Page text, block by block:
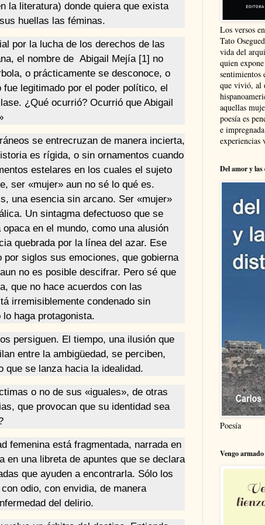
la literatura) donde quiera que exista
huellas las féminas.
por la lucha de los derechos de las
el nombre de Abigail Mejía [1] no
o prácticamente se desconoce, o
legitimado por el poder político, el
¿Qué ocurrió? Ocurrió que Abigail
se entrecruzan de manera incierta,
es rígida, o sin ornamentos cuando
estelares en los cuales el sujeto
ser «mujer» aun no sé lo qué es.
una esencia sin arcano. Ser «mujer»
Un sintagma defectuoso que se
en el mundo, como una alusión
quebrada por la línea del azar. Ese
por siglos sus emociones, que gobierna
no es posible descifrar. Pero sé que
que no hace acuerdos con las
irremisiblemente condenado sin
haga protagonista.
persiguen. El tiempo, una ilusión que
entre la ambigüedad, se perciben,
que se lanza hacia la idealidad.
o no de sus «iguales», de otras
que provocan que su identidad sea
femenina está fragmentada, narrada en
en una libreta de apuntes que se declara
que ayuden a encontrarla. Sólo los
odio, con envidia, de manera
del delirio.
Los versos
Tato
vida del
quien
sentimientos
que vivió, al
aquellas
poesía es
e
experiencias
Del amor y las
Poesía
Vengo